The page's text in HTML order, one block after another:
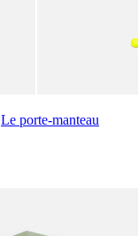
Le porte-manteau